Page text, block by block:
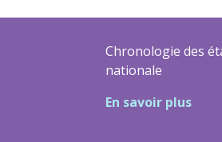
Chronologie des
nationale
En savoir plus